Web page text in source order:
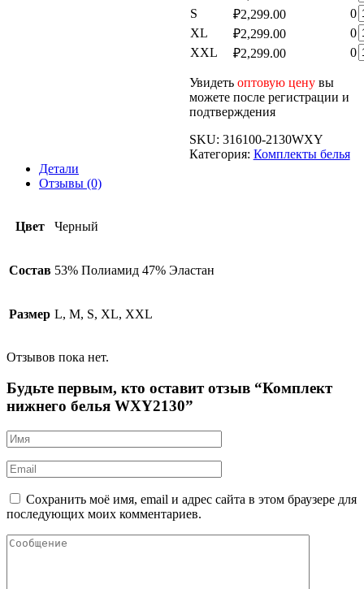
S ₽2,299.00 0
XL ₽2,299.00 0
XXL ₽2,299.00 0
Увидеть оптовую ценувы
можете после регистрации и
подтверждения
SKU: 316100-2130WXY
Категория: Комплекты белья
Детали
Отзывы (0)
Цвет Черный
Состав 53% Полиамид 47% Эластан
Размер L, M, S, XL, XXL
Отзывов пока нет.
Будьте первым, кто оставит отзыв “Комплект
нижнего белья WXY2130”
Сохранить моё имя, email и адрес сайта в этом браузере для
последующих моих комментариев.